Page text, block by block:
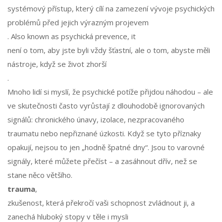
systémový přístup, který cílí na zamezení vývoje psychických
problémů před jejich výrazným projevem
. Also known as psychická prevence, it
není o tom, aby jste byli vždy šťastní, ale o tom, abyste měli
nástroje, když se život zhorší
.
Mnoho lidí si myslí, že psychické potíže přijdou náhodou – ale
ve skutečnosti často vyrůstají z dlouhodobě ignorovaných
signálů: chronického únavy, izolace, nezpracovaného
traumatu nebo nepřiznané úzkosti. Když se tyto příznaky
opakují, nejsou to jen „hodně špatné dny“. Jsou to varovné
signály, které můžete přečíst – a zasáhnout dřív, než se
stane něco většího.
trauma,
zkušenost, která překročí vaši schopnost zvládnout ji, a
zanechá hluboký stopy v těle i mysli